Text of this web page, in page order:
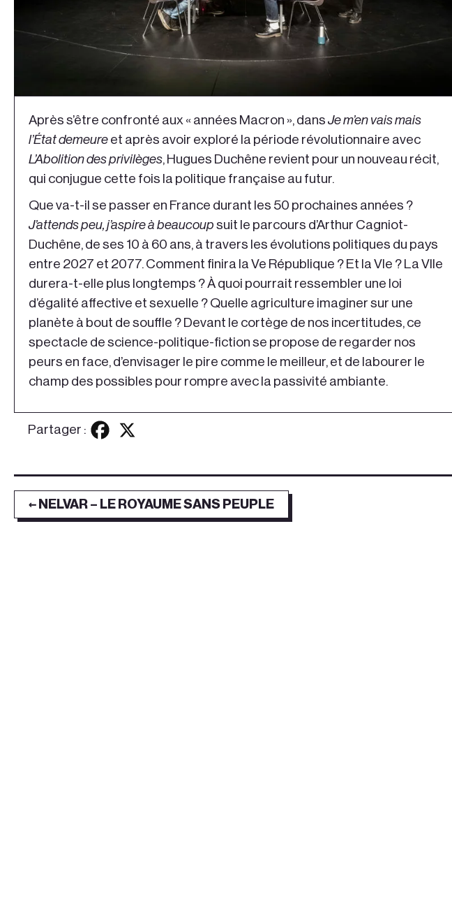
Après s’être confronté aux « années Macron », dans Je m’en vais mais
l’État demeure et après avoir exploré la période révolutionnaire avec
L’Abolition des privilèges, Hugues Duchêne revient pour un nouveau récit,
qui conjugue cette fois la politique française au futur.
Que va-t-il se passer en France durant les 50 prochaines années ?
J’attends peu, j’aspire à beaucoup suit le parcours d’Arthur Cagniot-
Duchêne, de ses 10 à 60 ans, à travers les évolutions politiques du pays
entre 2027 et 2077. Comment finira la Ve République ? Et la VIe ? La VIIe
durera-t-elle plus longtemps ? À quoi pourrait ressembler une loi
d’égalité affective et sexuelle ? Quelle agriculture imaginer sur une
planète à bout de souffle ? Devant le cortège de nos incertitudes, ce
spectacle de science-politique-fiction se propose de regarder nos
peurs en face, d’envisager le pire comme le meilleur, et de labourer le
champ des possibles pour rompre avec la passivité ambiante.
Partager :
← NELVAR – LE ROYAUME SANS PEUPLE